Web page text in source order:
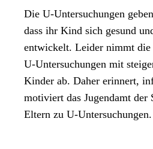
Die U-Untersuchungen
dass ihr Kind sich gesund
entwickelt. Leider nimmt die
U-Untersuchungen mit
Kinder ab. Daher erinnert,
motiviert das Jugendamt der
Eltern zu U-Untersuchungen.